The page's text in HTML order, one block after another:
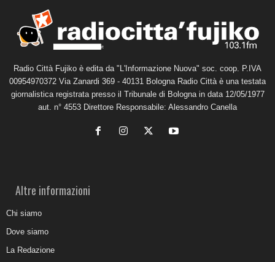
Radio Città Fujiko è edita da "L'Informazione Nuova" soc. coop. P.IVA
00954970372 Via Zanardi 369 - 40131 Bologna Radio Città è una testata
giornalistica registrata presso il Tribunale di Bologna in data 12/05/1977
aut. n° 4553 Direttore Responsabile: Alessandro Canella
Altre informazioni
Chi siamo
Dove siamo
La Redazione